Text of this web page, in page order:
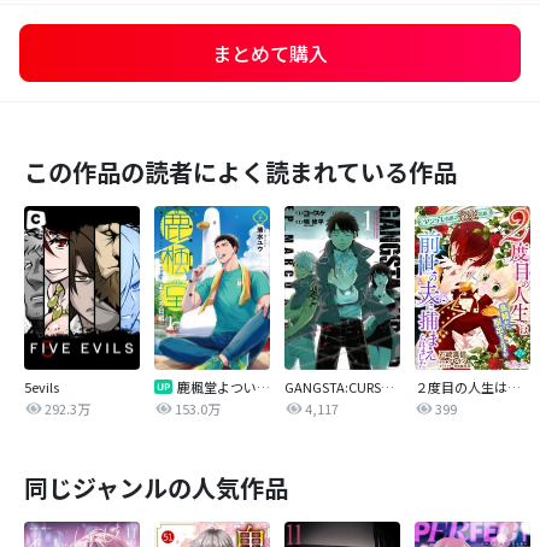
まとめて購入
この作品の読者によく読まれている作品
5evils
292.3万
鹿楓堂よついろ日和
153.0万
GANGSTA:CURSED．EP_MARCO ADRIANO
4,117
２度目の人生は鳥籠から脱出するはずが前世の夫に捕まえられました ヤンデレ公爵の溺愛花嫁
399
同じジャンルの人気作品